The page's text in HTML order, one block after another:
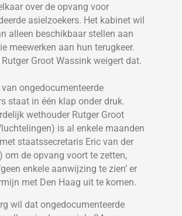
over de opvang voor
asielzoekers. Het kabinet wil
alleen beschikbaar stellen aan
meewerken aan hun terugkeer.
Groot Wassink weigert dat.
van ongedocumenteerde
staat in één klap onder druk.
wethouder Rutger Groot
is al enkele maanden
staatssecretaris Eric van der
om de opvang voort te zetten,
enkele aanwijzing te zien’ er
met Den Haag uit te komen.
wil dat ongedocumenteerde